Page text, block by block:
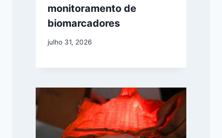
monitoramento de
biomarcadores
julho 31, 2026